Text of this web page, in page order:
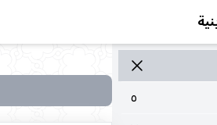
٥
البحث
البحث